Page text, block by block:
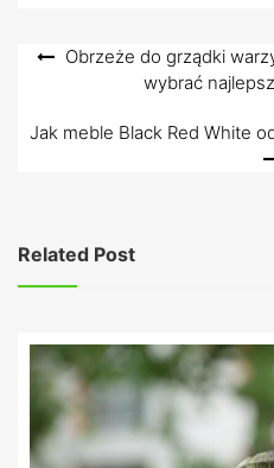
Nawigacja
Obrzeże do grządki
wybrać
Jak meble Black Red White
Related Post